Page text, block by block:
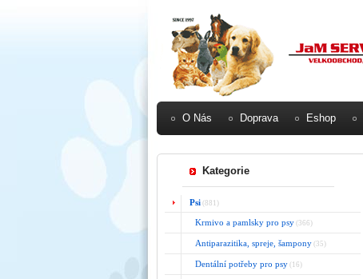
O Nás Doprava Eshop
Kategorie
Psi (881)
Krmivo a pamlsky pro psy (366)
Antiparazitika, spreje, šampony (35)
Dentální potřeby pro psy (16)